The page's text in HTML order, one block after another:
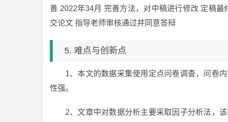
善 2022年34月 完善方法，对中稿进行修改 定稿
交论文 指导老师审核通过并同意答辩
5. 难点与创新点
1、本文的数据采集使用定点问卷调查，问卷
性强。
2、文章中对数据分析主要采取因子分析法，